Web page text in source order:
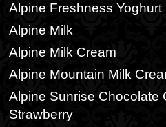
Alpine Freshness
Alpine Milk
Alpine Milk Cream
Alpine Mountain Milk
Alpine Sunrise Chocolate
Strawberry